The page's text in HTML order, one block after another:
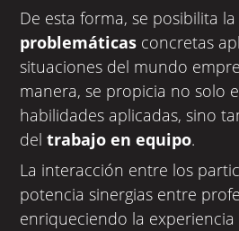
De esta forma, se posibilita
problemáticas concretas
situaciones del mundo
manera, se propicia no solo
habilidades aplicadas, sino
deltrabajo en equipo.
La interacción entre los
potencia sinergias entre
enriqueciendo la